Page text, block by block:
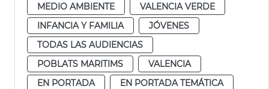
MEDIO AMBIENTE
VALENCIA VERDE
INFANCIA Y FAMILIA
JÓVENES
TODAS LAS AUDIENCIAS
POBLATS MARITIMS
VALENCIA
EN PORTADA
EN PORTADA TEMÁTICA